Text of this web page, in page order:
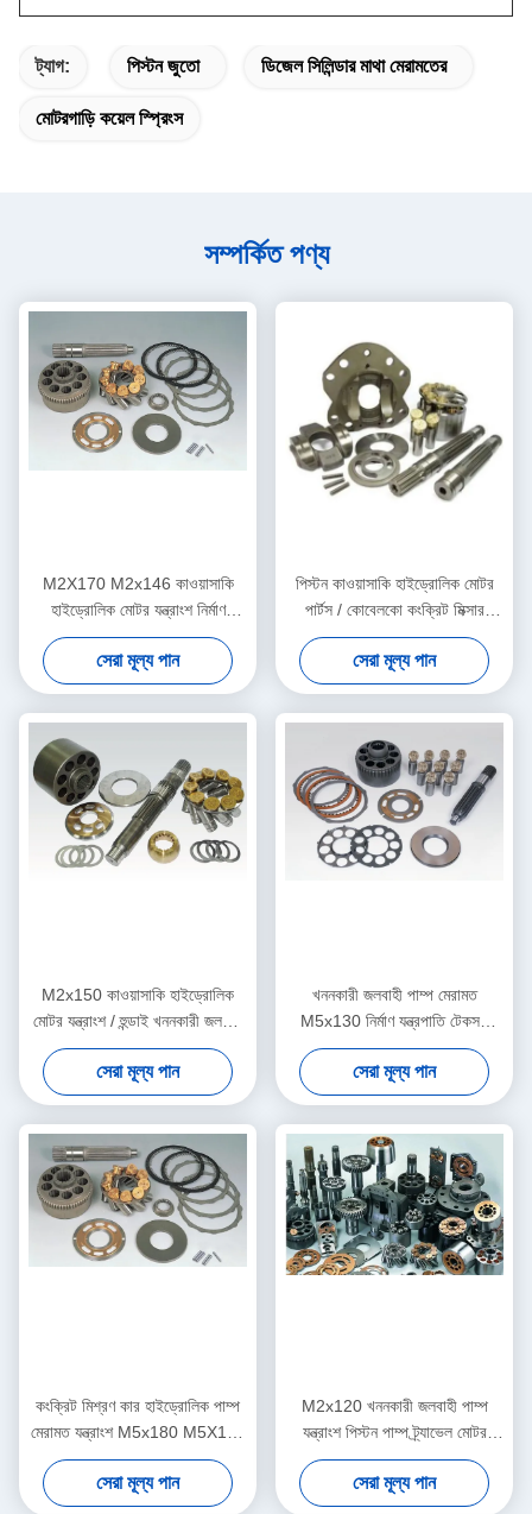
ট্যাগ: পিস্টন জুতো ডিজেল সিলিন্ডার মাথা মেরামতের
মোটরগাড়ি কয়েল স্প্রিংস
সম্পর্কিত পণ্য
M2X170 M2x146 কাওয়াসাকি
হাইড্রোলিক মোটর যন্ত্রাংশ নির্মাণ
যন্ত্রপাতি জন্য
সেরা মূল্য পান
পিস্টন কাওয়াসাকি হাইড্রোলিক মোটর
পার্টস / কোবেলকো কংক্রিট মিক্সার
কারগুলি রোটারি পাম্প যন্ত্রাংশ
সেরা মূল্য পান
M2x150 কাওয়াসাকি হাইড্রোলিক
মোটর যন্ত্রাংশ / হুন্ডাই খননকারী জলবাহী
যন্ত্রাংশ
সেরা মূল্য পান
খননকারী জলবাহী পাম্প মেরামত
M5x130 নির্মাণ যন্ত্রপাতি টেকসই
সমর্থন
সেরা মূল্য পান
কংক্রিট মিশ্রণ কার হাইড্রোলিক পাম্প
মেরামত যন্ত্রাংশ M5x180 M5X160
কাস্টমাইজড
সেরা মূল্য পান
M2x120 খননকারী জলবাহী পাম্প
যন্ত্রাংশ পিস্টন পাম্প ট্র্যাভেল মোটর
প্রতিস্থাপন
সেরা মূল্য পান